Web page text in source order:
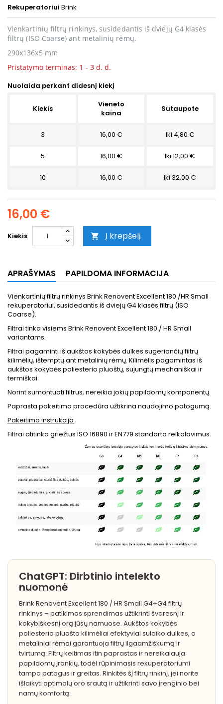
Rekuperatoriui Brink
Vienkartinių filtrų rinkinys, susidedantis iš dviejų G4 klasės
filtrų (ISO Coarse) ant metalinių rėmų.
290x136x5 mm
Pristatymo terminas: 1 - 3 d. d.
Nuolaida perkant didesnį kiekį
Kiekis
Vieneto
kaina
Sutaupote
3 16,00 € Iki 4,80 €
5 16,00 € Iki 12,00 €
10 16,00 € Iki 32,00 €
16,00 €
Kiekis  Į krepšelį
APRAŠYMAS PAPILDOMA INFORMACIJA
Vienkartinių filtrų rinkinys Brink Renovent Excellent 180 /HR Small
rekuperatoriui, susidedantis iš dviejų G4 klasės filtrų (ISO
Coarse).
Filtrai tinka visiems Brink Renovent Excellent 180 / HR Small
variantams.
Filtrai pagaminti iš aukštos kokybės dulkes sugeriančių filtrų
kilimėlių, ištemptų ant metalinių rėmų. Kilimėlis pagamintas iš
aukštos kokybės poliesterio pluoštų, sujungtų mechaniškai ir
termiškai.
Norint sumontuoti filtrus, nereikia jokių papildomų komponentų.
Paprasta pakeitimo procedūra užtikrina naudojimo patogumą.
Pakeitimo instrukcija
Filtrai atitinka griežtus ISO 16890 ir EN779 standarto reikalavimus.
ChatGPT: Dirbtinio intelekto
nuomonė
Brink Renovent Excellent 180 / HR Small G4+G4 filtrų
rinkinys – patikimas sprendimas užtikrinti švaresnį ir
kokybiškesnį orą jūsų namuose. Aukštos kokybės
poliesterio pluošto kilimėliai efektyviai sulaiko dulkes, o
metaliniai rėmai garantuoja filtrų ilgaamžiškumą ir
tvirtumą. Filtrų keitimas itin paprastas ir nereikalauja
papildomų įrankių, todėl rūpinimasis rekuperatoriumi
tampa patogus ir greitas. Rinkitės šį filtrų rinkinį, jei norite
išlaikyti optimalų oro srautą ir užtikrinti savo įrenginio bei
namų komfortą.